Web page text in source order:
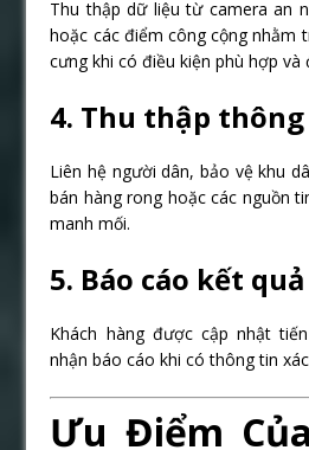
Thu thập dữ liệu từ camera an
hoặc các điểm công cộng nhằm
cưng khi có điều kiện phù hợp và
4. Thu thập
Liên hệ người dân, bảo vệ khu
bán hàng rong hoặc các nguồn
manh mối.
5. Báo cáo kết quả
Khách hàng được cập nhật
nhận báo cáo khi có thông tin
Ưu Điểm Của